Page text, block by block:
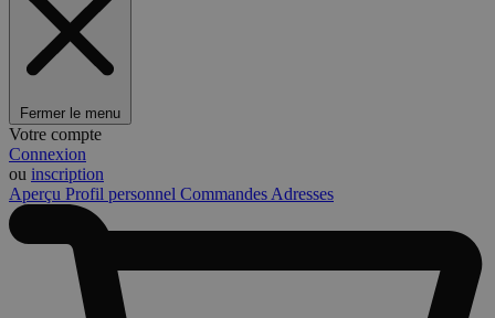
Fermer le menu
Votre compte
Connexion
ou inscription
Aperçu Profil personnel Commandes Adresses